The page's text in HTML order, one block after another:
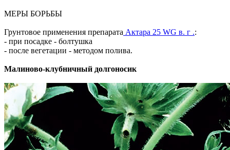
МЕРЫ БОРЬБЫ
Грунтовое применения препарата Актара 25 WG в. г .:
- при посадке - болтушка
- после вегетации - методом полива.
Малиново-клубничный долгоносик